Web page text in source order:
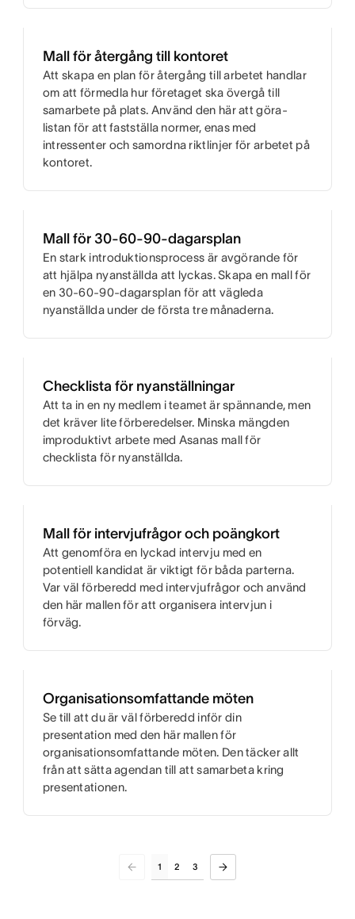
Mall för återgång till kontoret
Att skapa en plan för återgång till arbetet handlar
om att förmedla hur företaget ska övergå till
samarbete på plats. Använd den här att göra-
listan för att fastställa normer, enas med
intressenter och samordna riktlinjer för arbetet på
kontoret.
Mall för 30-60-90-dagarsplan
En stark introduktionsprocess är avgörande för
att hjälpa nyanställda att lyckas. Skapa en mall för
en 30-60-90-dagarsplan för att vägleda
nyanställda under de första tre månaderna.
Checklista för nyanställningar
Att ta in en ny medlem i teamet är spännande, men
det kräver lite förberedelser. Minska mängden
improduktivt arbete med Asanas mall för
checklista för nyanställda.
Mall för intervjufrågor och poängkort
Att genomföra en lyckad intervju med en
potentiell kandidat är viktigt för båda parterna.
Var väl förberedd med intervjufrågor och använd
den här mallen för att organisera intervjun i
förväg.
Organisationsomfattande möten
Se till att du är väl förberedd inför din
presentation med den här mallen för
organisationsomfattande möten. Den täcker allt
från att sätta agendan till att samarbeta kring
presentationen.
1 2 3